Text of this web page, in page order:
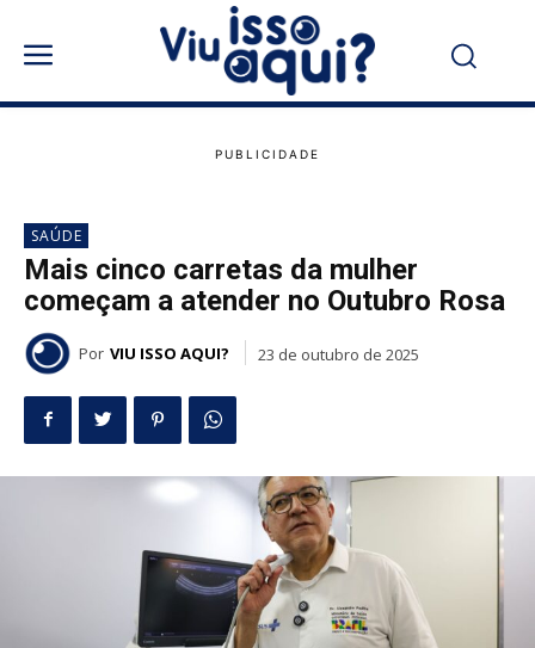
SAÚDE
Mais cinco carretas da mulher
começam a atender no Outubro Rosa
Por VIU ISSO AQUI? 23 de outubro de 2025